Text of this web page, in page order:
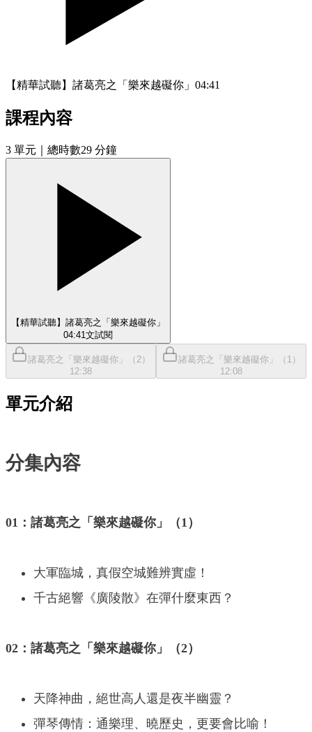
【精華試聽】諸葛亮之「樂來越礙你」 04:41
課程內容
3 單元 ｜總時數29 分鐘
【精華試聽】諸葛亮之「樂來越礙你」
04:41 文試閱
諸葛亮之「樂來越礙你」（2）
12:38
諸葛亮之「樂來越礙你」（1）
12:08
單元介紹
分集內容
01：諸葛亮之「樂來越礙你」（1）
大軍臨城，真假空城難辨實虛！
千古絕響《廣陵散》在彈什麼東西？
02：諸葛亮之「樂來越礙你」（2）
天降神曲，絕世高人還是夜半幽靈？
彈琴傳情：通樂理、曉歷史，更要會比喻！